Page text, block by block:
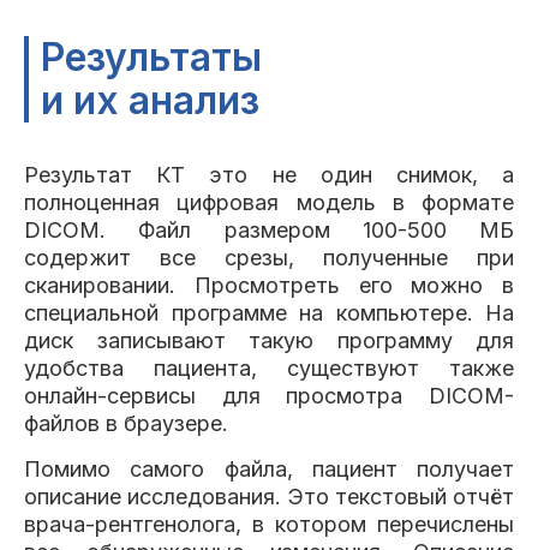
Результаты
и их анализ
Результат КТ это не один снимок, а
полноценная цифровая модель в формате
DICOM. Файл размером 100-500 МБ
содержит все срезы, полученные при
сканировании. Просмотреть его можно в
специальной программе на компьютере. На
диск записывают такую программу для
удобства пациента, существуют также
онлайн-сервисы для просмотра DICOM-
файлов в браузере.
Помимо самого файла, пациент получает
описание исследования. Это текстовый отчёт
врача-рентгенолога, в котором перечислены